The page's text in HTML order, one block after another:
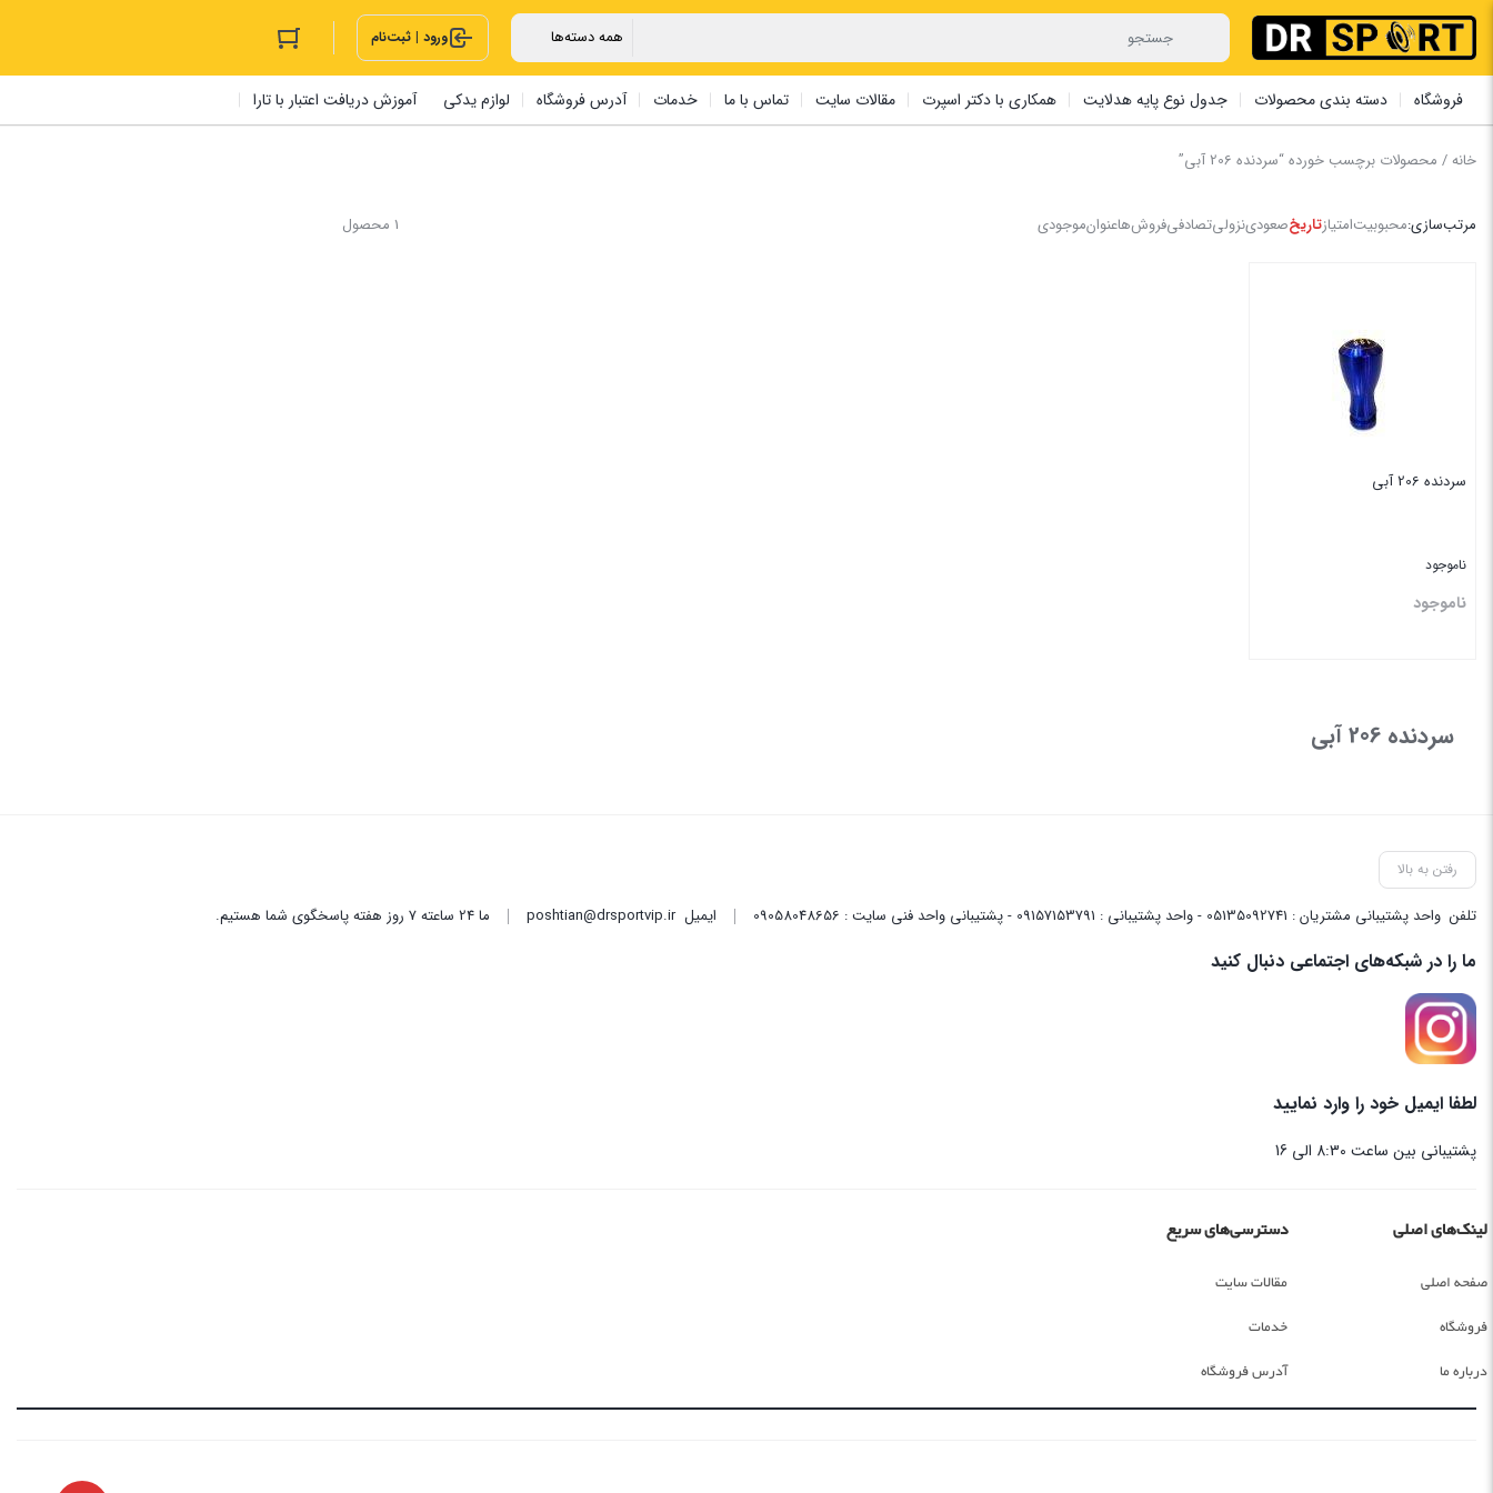
ورود | ثبت‌نام
فروشگاه دسته بندی محصولات جدول نوع پایه هدلایت همکاری با دکتر اسپرت مقالات سایت تماس با ما خدمات آدرس فروشگاه لوازم یدکی آموزش دریافت اعتبار با تارا
خانه/ محصولات برچسب خورده “سردنده ‏206 آبی”
1 محصول مرتب‌سازی:محبوبیتامتیازتاریخصعودینزولیتصادفیفروش‌هاعنوانموجودی
سردنده ‏206 آبی
ناموجود
ناموجود
سردنده ‏206 آبی
رفتن به بالا
تلفن واحد پشتیبانی مشتریان : 05135092741 - واحد پشتیبانی : 09157153791 - پشتیبانی واحد فنی سایت : 09058048656 ایمیلposhtian@drsportvip.ir ما 24 ساعته 7 روز هفته پاسخگوی شما هستیم.
ما را در شبکه‌های اجتماعی دنبال کنید
لطفا ایمیل خود را وارد نمایید
پشتیبانی بین ساعت 8:30 الی 16
لینک‌های اصلی
صفحه اصلی
فروشگاه
درباره ما
دسترسی‌های سریع
مقالات سایت
خدمات
آدرس فروشگاه